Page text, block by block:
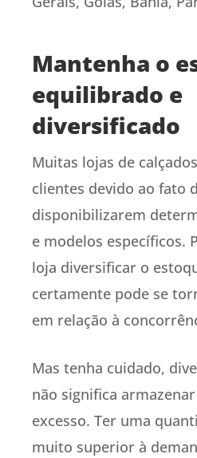
Mantenha o
equilibrado e
diversificado
Muitas lojas de
clientes devido ao fato
disponibilizarem
e modelos específicos.
loja diversificar o
certamente pode se
em relação à
Mas tenha cuidado,
não significa
excesso. Ter uma
muito superior à